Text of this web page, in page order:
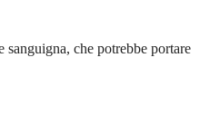
che potrebbe portare